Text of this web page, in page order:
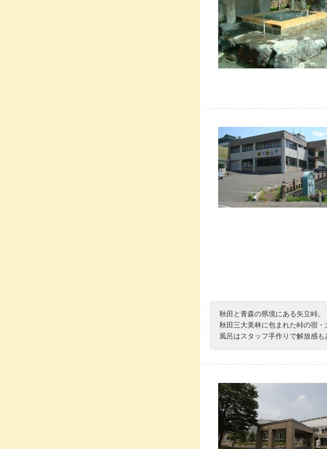
秋田と青森の県境にある矢立峠。
秋田三大美林に包まれた峠の宿
風呂はスタッフ手作りで解放感も